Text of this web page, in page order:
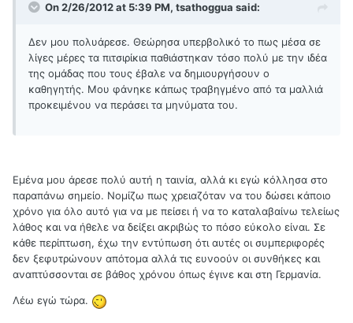
On 2/26/2012 at 5:39 PM, tsathoggua said:
Δεν μου πολυάρεσε. Θεώρησα υπερβολικό το πως μέσα σε
λίγες μέρες τα πιτσιρίκια παθιάστηκαν τόσο πολύ με την ιδέα
της ομάδας που τους έβαλε να δημιουργήσουν ο
καθηγητής. Μου φάνηκε κάπως τραβηγμένο από τα μαλλιά
προκειμένου να περάσει τα μηνύματα του.
Εμένα μου άρεσε πολύ αυτή η ταινία, αλλά κι εγώ κόλλησα στο
παραπάνω σημείο. Νομίζω πως χρειαζόταν να του δώσει κάποιο
χρόνο για όλο αυτό για να με πείσει ή να το καταλαβαίνω τελείως
λάθος και να ήθελε να δείξει ακριβώς το πόσο εύκολο είναι. Σε
κάθε περίπτωση, έχω την εντύπωση ότι αυτές οι συμπεριφορές
δεν ξεφυτρώνουν απότομα αλλά τις ευνοούν οι συνθήκες και
αναπτύσσονται σε βάθος χρόνου όπως έγινε και στη Γερμανία.
Λέω εγώ τώρα.